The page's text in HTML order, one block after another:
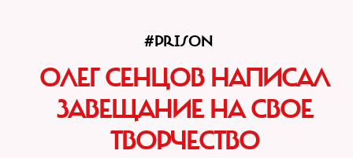
#PRISON
ОЛЕГ СЕНЦОВ НАПИСАЛ
ЗАВЕЩАНИЕ НА СВОЕ
ТВОРЧЕСТВО